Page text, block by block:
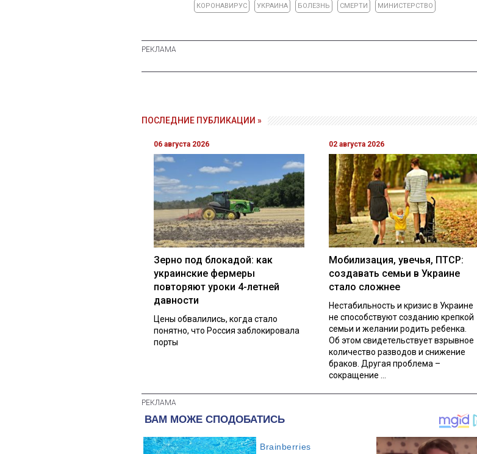
КОРОНАВИРУС УКРАИНА БОЛЕЗНЬ СМЕРТИ МИНИСТЕРСТВО
ПОСЛЕДНИЕ ПУБЛИКАЦИИ »
06 августа 2026
Зерно под блокадой: как
украинские фермеры
повторяют уроки 4-летней
давности
Цены обвалились, когда стало
понятно, что Россия заблокировала
порты
02 августа 2026
Мобилизация, увечья, ПТСР:
создавать семьи в Украине
стало сложнее
Нестабильность и кризис в Украине
не способствуют созданию крепкой
семьи и желании родить ребенка.
Об этом свидетельствует взрывное
количество разводов и снижение
браков. Другая проблема –
сокращение ...